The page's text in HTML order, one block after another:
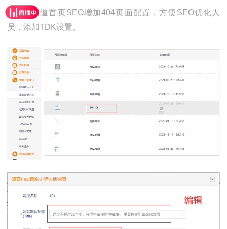
1、频道首页SEO增加404页面配置，方便SEO优化人
员，添加TDK设置。